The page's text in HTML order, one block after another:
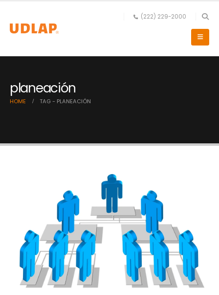
(222) 229-2000
planeación
HOME TAG - PLANEACIÓN